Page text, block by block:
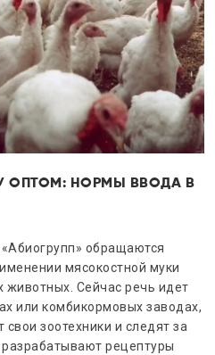
ОПТОМ: НОРМЫ ВВОДА В
обращаются
мясокостной муки
животных. Сейчас речь идет
или комбикормовых заводах,
зоотехники и следят за
рецептуры